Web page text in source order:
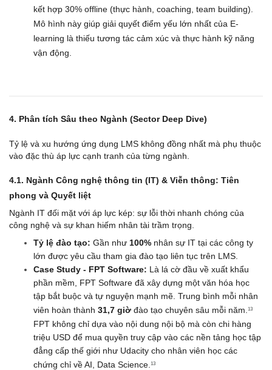
kết hợp 30% offline (thực hành, coaching, team building).
Mô hình này giúp giải quyết điểm yếu lớn nhất của E-
learning là thiếu tương tác cảm xúc và thực hành kỹ năng
vận động.
4. Phân tích Sâu theo Ngành (Sector Deep Dive)
Tỷ lệ và xu hướng ứng dụng LMS không đồng nhất mà phụ thuộc
vào đặc thù áp lực cạnh tranh của từng ngành.
4.1. Ngành Công nghệ thông tin (IT) & Viễn thông: Tiên
phong và Quyết liệt
Ngành IT đối mặt với áp lực kép: sự lỗi thời nhanh chóng của
công nghệ và sự khan hiếm nhân tài trầm trọng.
Tỷ lệ đào tạo: Gần như 100% nhân sự IT tại các công ty
lớn được yêu cầu tham gia đào tạo liên tục trên LMS.
Case Study - FPT Software: Là lá cờ đầu về xuất khẩu
phần mềm, FPT Software đã xây dựng một văn hóa học
tập bắt buộc và tự nguyện mạnh mẽ. Trung bình mỗi nhân
viên hoàn thành 31,7 giờ đào tạo chuyên sâu mỗi năm. 13
FPT không chỉ dựa vào nội dung nội bộ mà còn chi hàng
triệu USD để mua quyền truy cập vào các nền tảng học tập
đẳng cấp thế giới như Udacity cho nhân viên học các
chứng chỉ về AI, Data Science. 13